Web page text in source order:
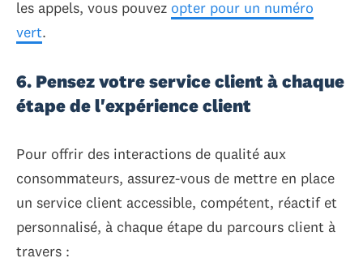
les appels, vous pouvez opter pour un numéro
vert.
6. Pensez votre service client à chaque
étape de l'expérience client
Pour offrir des interactions de qualité aux
consommateurs, assurez-vous de mettre en place
un service client accessible, compétent, réactif et
personnalisé, à chaque étape du parcours client à
travers :